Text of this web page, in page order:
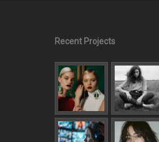
Recent Projects